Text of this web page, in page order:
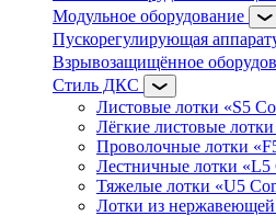
Модульное оборудование
Пускорегулирующая
Взрывозащищённое
Стиль ДКС
Листовые лотки «S5
Лёгкие листовые
Проволочные лотки
Лестничные лотки «L5
Тяжелые лотки «U5
Лотки из нержавеющей